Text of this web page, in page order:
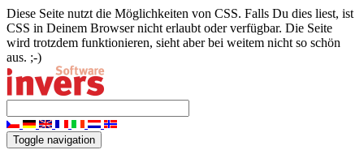
Diese Seite nutzt die Möglichkeiten von CSS. Falls Du dies liest, ist
CSS in Deinem Browser nicht erlaubt oder verfügbar. Die Seite
wird trotzdem funktionieren, sieht aber bei weitem nicht so schön
aus. ;-)
Toggle navigation